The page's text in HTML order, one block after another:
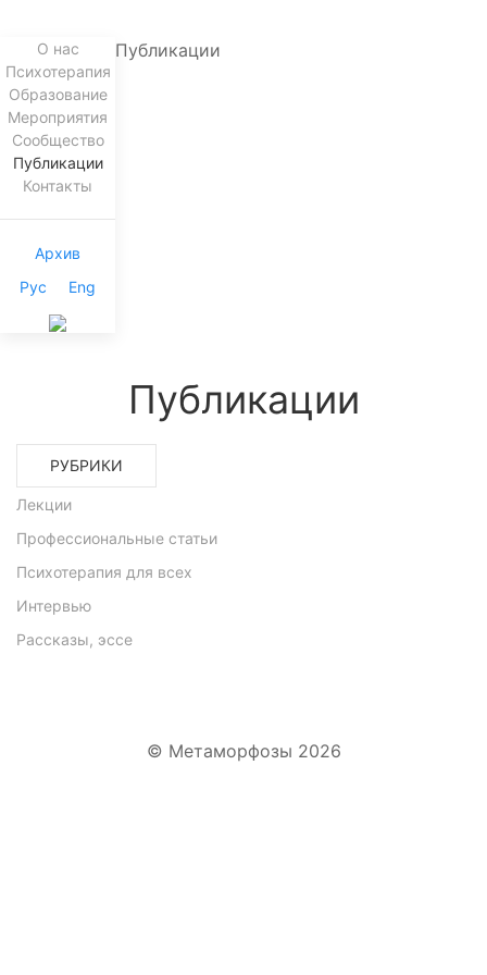
О нас
Психотерапия
Образование
Мероприятия
Сообщество
Публикации
Контакты
Архив
Рус
Eng
Публикации
Публикации
РУБРИКИ
Лекции
Профессиональные статьи
Психотерапия для всех
Интервью
Рассказы, эссе
© Метаморфозы 2026
WhatsApp
Telegram
VK